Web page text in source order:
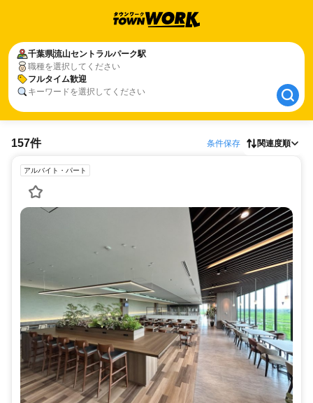
千葉県流山セントラルパーク駅
職種を選択してください
フルタイム歓迎
キーワードを選択してください
千葉県流山セントラルパーク駅
フルタイム歓迎
157件 条件保存 関連度順
アルバイト・パート